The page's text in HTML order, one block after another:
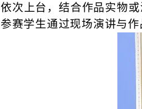
依次上台，结合作品实物
参赛学生通过现场演讲与